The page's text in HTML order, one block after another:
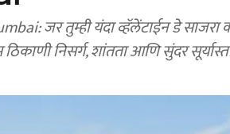
जर तुम्ही यंदा व्हॅलेंटाईन डे साजरा
निसर्ग, शांतता आणि सुंदर